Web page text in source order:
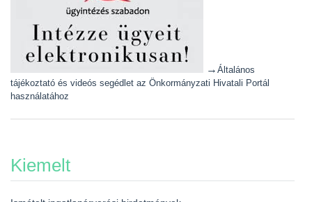
→ Általános
tájékoztató és videós segédlet az Önkormányzati Hivatali Portál
használatához
Kiemelt